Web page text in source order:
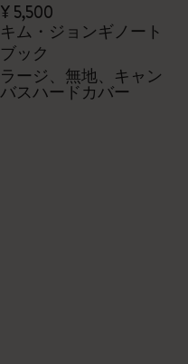
¥ 5,500
キム・ジョンギノート
ブック
ラージ、無地、キャン
バスハードカバー